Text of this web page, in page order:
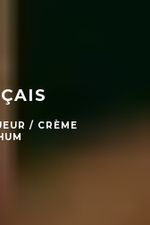
/ CRÈME